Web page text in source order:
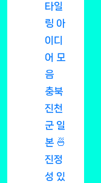
타일
링 아
이디
어 모
음
충북
진천
군 일
본 🍜
진정
성 있